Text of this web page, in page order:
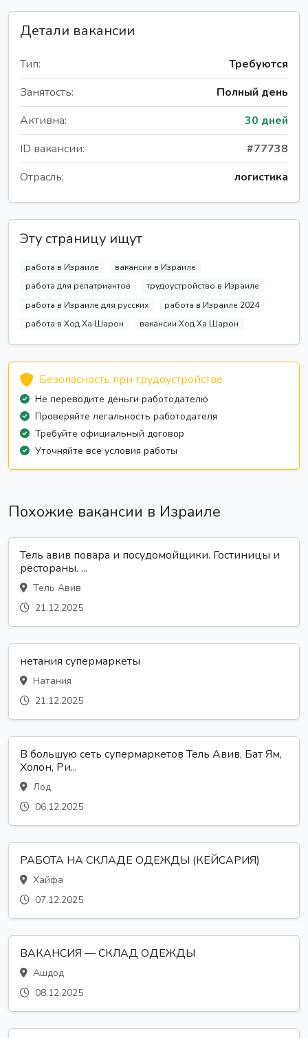
Детали вакансии
Тип:
Требуются
Занятость:
Полный день
Активна:
30 дней
ID вакансии:
#77738
Отрасль:
логистика
Эту страницу ищут
работа в Израиле
вакансии в Израиле
работа для репатриантов
трудоустройство в Израиле
работа в Израиле для русских
работа в Израиле 2024
работа в Ход Ха Шарон
вакансии Ход Ха Шарон
Безопасность при трудоустройстве
Не переводите деньги работодателю
Проверяйте легальность работодателя
Требуйте официальный договор
Уточняйте все условия работы
Похожие вакансии в Израиле
Тель авив повара и посудомойщики. Гостиницы и
рестораны. ...
Тель Авив
21.12.2025
нетания супермаркеты
Натания
21.12.2025
В большую сеть супермаркетов Тель Авив, Бат Ям,
Холон, Ри...
Лод
06.12.2025
РАБОТА НА СКЛАДЕ ОДЕЖДЫ (КЕЙСАРИЯ)
Хайфа
07.12.2025
ВАКАНСИЯ — СКЛАД ОДЕЖДЫ
Ашдод
08.12.2025